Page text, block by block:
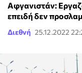
Αφγανιστάν:
επειδή δεν
Διεθνή 25.12.2022